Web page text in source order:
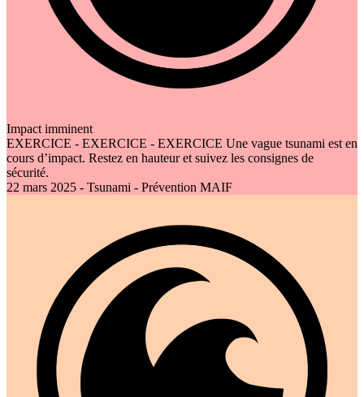
Impact imminent
EXERCICE - EXERCICE - EXERCICE Une vague tsunami est en
cours d’impact. Restez en hauteur et suivez les consignes de
sécurité.
22 mars 2025 - Tsunami - Prévention MAIF